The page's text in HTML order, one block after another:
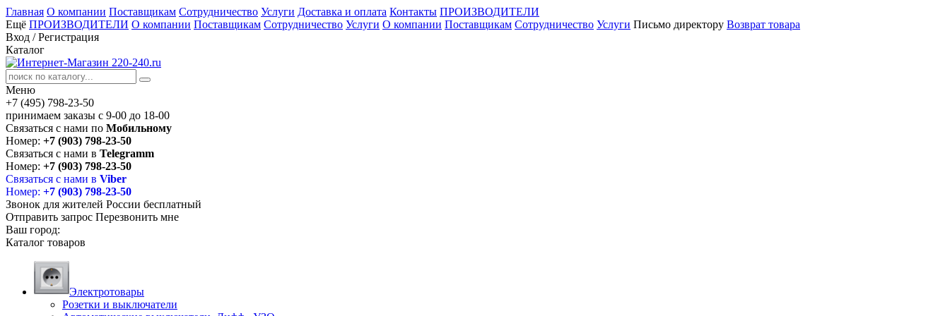
Главная О компании Поставщикам Сотрудничество Услуги Доставка и оплата Контакты ПРОИЗВОДИТЕЛИ
Ещё ПРОИЗВОДИТЕЛИ О компании Поставщикам Сотрудничество Услуги О компании Поставщикам Сотрудничество Услуги Письмо директору Возврат товара
Вход /Регистрация
Каталог
Меню
+7 (495) 798-23-50
принимаем заказы с 9-00 до 18-00
Связаться с нами по Мобильному
Номер: +7 (903) 798-23-50
Связаться с нами в Telegramm
Номер: +7 (903) 798-23-50
Связаться с нами в Viber
Номер: +7 (903) 798-23-50
Звонок для жителей России бесплатный
Отправить запрос Перезвонить мне
Ваш город:
Каталог товаров
Электротовары
Розетки и выключатели